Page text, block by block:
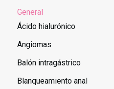
General
Ácido hialurónico
Angiomas
Balón intragástrico
Blanqueamiento anal